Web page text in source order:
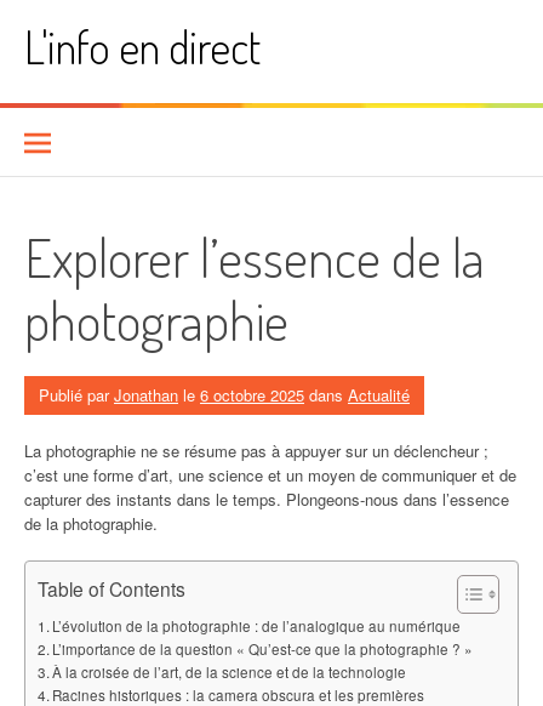
contenuL'info en direct
Explorer l’essence de la
photographie
Publié parJonathan le 6 octobre 2025 dans Actualité
La photographie ne se résume pas à appuyer sur un déclencheur ;
c’est une forme d’art, une science et un moyen de communiquer et de
capturer des instants dans le temps. Plongeons-nous dans l’essence
de la photographie.
Table of Contents
L’évolution de la photographie : de l’analogique au numérique
L’importance de la question « Qu’est-ce que la photographie ? »
À la croisée de l’art, de la science et de la technologie
Racines historiques : la camera obscura et les premières